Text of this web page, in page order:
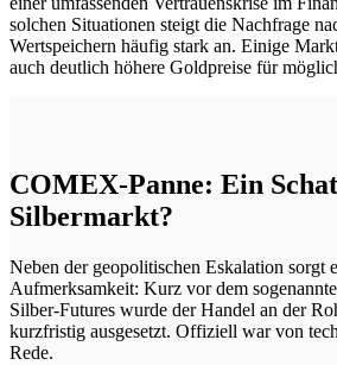
solchen Situationen steigt die Nachfrage
Wertspeichern häufig stark an. Einige
auch deutlich höhere Goldpreise für
COMEX-Panne: Ein
Silbermarkt?
Neben der geopolitischen Eskalation sorgt
Aufmerksamkeit: Kurz vor dem
Silber-Futures wurde der Handel an der
kurzfristig ausgesetzt. Offiziell war von
Rede.